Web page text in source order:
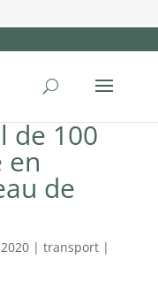
de 100
en
de
| transport|